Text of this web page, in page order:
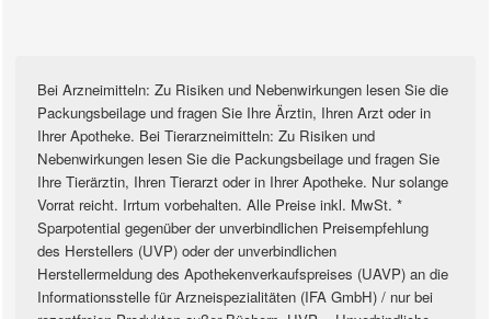
Bei Arzneimitteln: Zu Risiken und Nebenwirkungen lesen Sie die
Packungsbeilage und fragen Sie Ihre Ärztin, Ihren Arzt oder in
Ihrer Apotheke. Bei Tierarzneimitteln: Zu Risiken und
Nebenwirkungen lesen Sie die Packungsbeilage und fragen Sie
Ihre Tierärztin, Ihren Tierarzt oder in Ihrer Apotheke. Nur solange
Vorrat reicht. Irrtum vorbehalten. Alle Preise inkl. MwSt. *
Sparpotential gegenüber der unverbindlichen Preisempfehlung
des Herstellers (UVP) oder der unverbindlichen
Herstellermeldung des Apothekenverkaufspreises (UAVP) an die
Informationsstelle für Arzneispezialitäten (IFA GmbH) / nur bei